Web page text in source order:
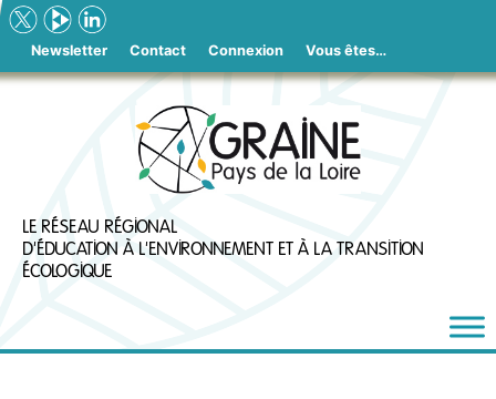
Skip
to
Newsletter Contact Connexion Vous êtes…
LE RÉSEAU RÉGIONAL
D'ÉDUCATION À L'ENVIRONNEMENT ET À LA TRANSITION
ÉCOLOGIQUE